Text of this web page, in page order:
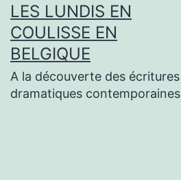
LES LUNDIS EN
COULISSE EN
BELGIQUE
A la découverte des écritures
dramatiques contemporaines